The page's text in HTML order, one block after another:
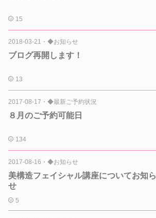
15
2018-03-21 ・ ◆お知らせ
ブログ再開します！
13
2017-08-17 ・ ◆最新ご予約状況
８月のご予約可能日
134
2017-08-16 ・ ◆お知らせ
美構造フェイシャル講座についてお知ら
せ
5